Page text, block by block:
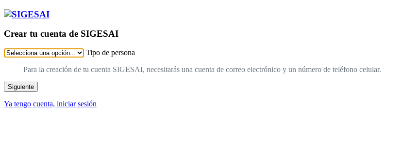
Crear tu cuenta de SIGESAI
Tipo de persona
Para la creación de tu cuenta SIGESAI, necesitarás una cuenta de correo electrónico y un número de teléfono celular.
Siguiente
Ya tengo cuenta, iniciar sesión